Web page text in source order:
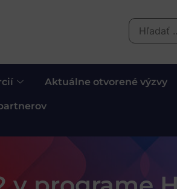
Aktuálne otvorené výzvy